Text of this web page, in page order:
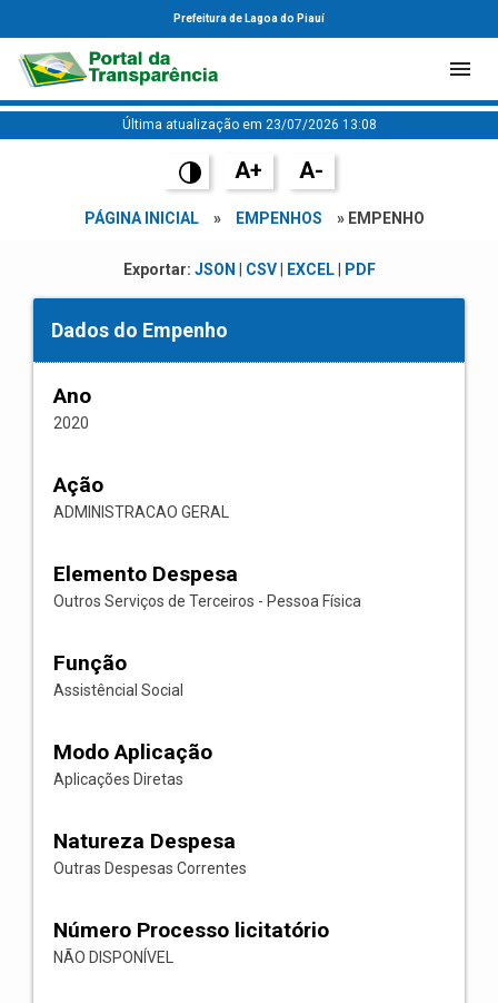
Prefeitura de Lagoa do Piauí
Última atualização em 23/07/2026 13:08
A+ A-
PÁGINA INICIAL » EMPENHOS » EMPENHO
Exportar: JSON CSV| EXCEL| PDF
Dados do Empenho
Ano
2020
Ação
ADMINISTRACAO GERAL
Elemento Despesa
Outros Serviços de Terceiros - Pessoa Física
Função
Assistêncial Social
Modo Aplicação
Aplicações Diretas
Natureza Despesa
Outras Despesas Correntes
Número Processo licitatório
NÃO DISPONÍVEL